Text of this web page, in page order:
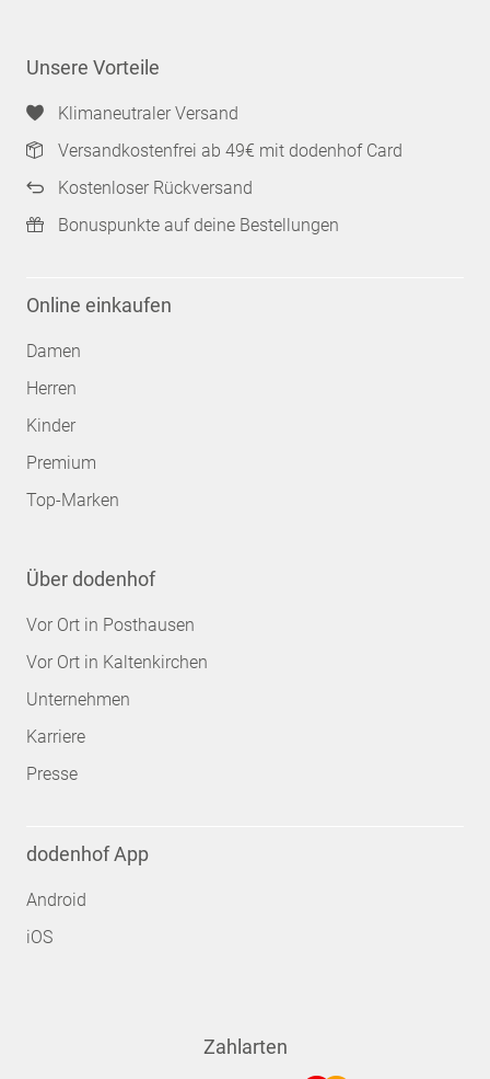
Unsere Vorteile
Klimaneutraler Versand
Versandkostenfrei ab 49€ mit dodenhof Card
Kostenloser Rückversand
Bonuspunkte auf deine Bestellungen
Online einkaufen
Damen
Herren
Kinder
Premium
Top-Marken
Über dodenhof
Vor Ort in Posthausen
Vor Ort in Kaltenkirchen
Unternehmen
Karriere
Presse
dodenhof App
Android
iOS
Zahlarten